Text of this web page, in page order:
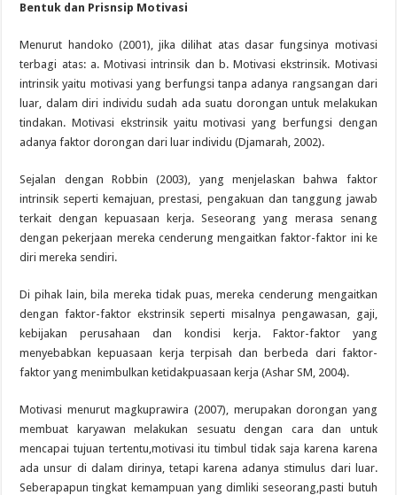
Bentuk dan Prisnsip Motivasi
Menurut handoko (2001), jika dilihat atas dasar fungsinya motivasi
terbagi atas: a. Motivasi intrinsik dan b. Motivasi ekstrinsik. Motivasi
intrinsik yaitu motivasi yang berfungsi tanpa adanya rangsangan dari
luar, dalam diri individu sudah ada suatu dorongan untuk melakukan
tindakan. Motivasi ekstrinsik yaitu motivasi yang berfungsi dengan
adanya faktor dorongan dari luar individu (Djamarah, 2002).
Sejalan dengan Robbin (2003), yang menjelaskan bahwa faktor
intrinsik seperti kemajuan, prestasi, pengakuan dan tanggung jawab
terkait dengan kepuasaan kerja. Seseorang yang merasa senang
dengan pekerjaan mereka cenderung mengaitkan faktor-faktor ini ke
diri mereka sendiri.
Di pihak lain, bila mereka tidak puas, mereka cenderung mengaitkan
dengan faktor-faktor ekstrinsik seperti misalnya pengawasan, gaji,
kebijakan perusahaan dan kondisi kerja. Faktor-faktor yang
menyebabkan kepuasaan kerja terpisah dan berbeda dari faktor-
faktor yang menimbulkan ketidakpuasaan kerja (Ashar SM, 2004).
Motivasi menurut magkuprawira (2007), merupakan dorongan yang
membuat karyawan melakukan sesuatu dengan cara dan untuk
mencapai tujuan tertentu,motivasi itu timbul tidak saja karena karena
ada unsur di dalam dirinya, tetapi karena adanya stimulus dari luar.
Seberapapun tingkat kemampuan yang dimliki seseorang,pasti butuh